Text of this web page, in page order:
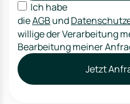
Ich habe
dieAGBund
willige der Verarbeitung
Bearbeitung meiner
Jetzt